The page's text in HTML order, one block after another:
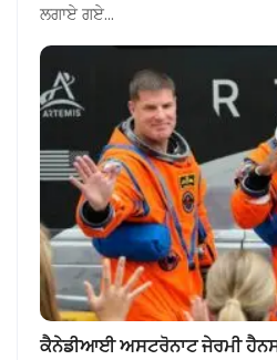
ਲਗਾਏ ਗਏ…
ਕੈਨੇਡੀਆਈ ਅਸਟਰੋਨਾਟ ਜੇਰਮੀ